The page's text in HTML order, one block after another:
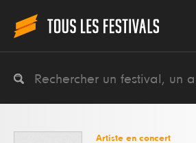
Artiste en concert